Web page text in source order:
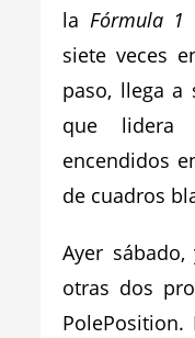
la Fórmula 1
siete veces
paso, llega a
que lidera
encendidos
de cuadros
Ayer
otras dos
PolePosition.